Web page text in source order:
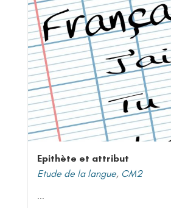
Epithète et attribut
Etude de la langue, CM2
...